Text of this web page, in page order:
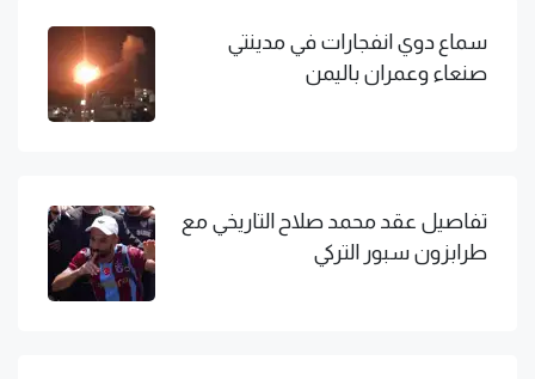
سماع دوي انفجارات في مدينتي
صنعاء وعمران باليمن
تفاصيل عقد محمد صلاح التاريخي مع
طرابزون سبور التركي